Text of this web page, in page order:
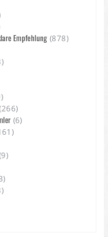
Empfehlung (878)
(6)